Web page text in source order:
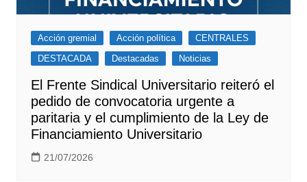
Acción gremial Acción política
CENTRALES
DESTACADA
Destacadas Noticias
El Frente Sindical Universitario reiteró el
pedido de convocatoria urgente a
paritaria y el cumplimiento de la Ley de
Financiamiento Universitario
21/07/2026